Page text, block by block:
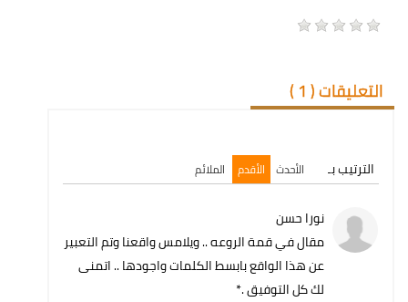
التعليقات (1
)
الترتيب بـ الأحدث الأقدم الملائم
نورا حسن
مقال في قمة الروعه .. ويلامس واقعنا وتم التعبير
عن هذا الواقع بابسط الكلمات واجودها .. اتمنى
لك كل التوفيق .*